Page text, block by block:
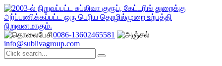
0086-13602465581
info@sublivagroup.com